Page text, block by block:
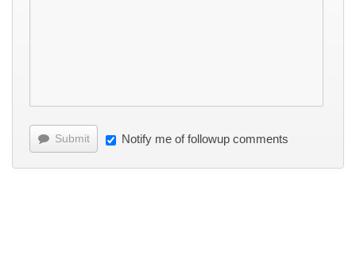
Submit Notify me of followup comments